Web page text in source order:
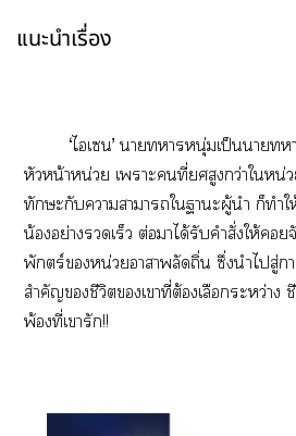
แนะนำเรื่อง
‘ไเ’ าาหนุ่มเป็นา
หัวหน้าหน่วย เาะคนที่สูงกว่าใหน่
ทักษะกับาาาใาะผู้นำ ก็ทำ
น้องอย่างรวดเร็ว ต่อมาได้รับคำสั่งให้
พักตร์หน่วยาาพลัดถิ่น ซึ่งนำไสู่
สำคัญชีวิตเาที่ต้องเลือกระหว่าง
พ้องที่เารัก!!